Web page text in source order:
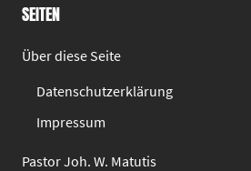
SEITEN
Über diese Seite
Datenschutzerklärung
Impressum
Pastor Joh. W. Matutis